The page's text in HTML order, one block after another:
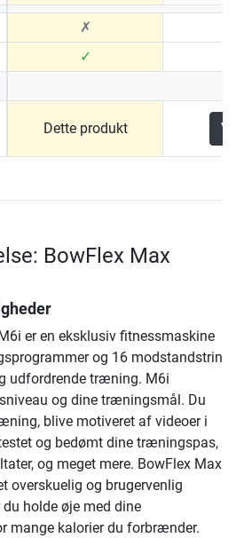
✗
✓
Dette produkt
BowFlex Max
er en eksklusiv fitnessmaskine
og 16 modstandstrin
udfordrende træning. M6i
og dine træningsmål. Du
blive motiveret af videoer i
og bedømt dine træningspas,
og meget mere. BowFlex Max
overskuelig og brugervenlig
holde øje med dine
mange kalorier du forbrænder.